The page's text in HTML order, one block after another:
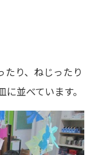
たり、ねじったり
並べています。